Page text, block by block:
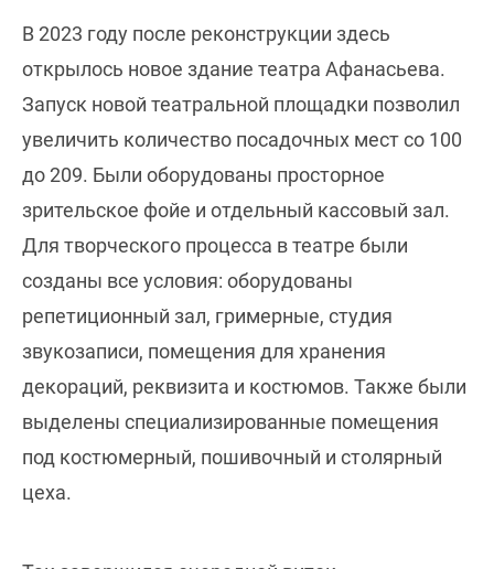
В 2023 году после реконструкции здесь
открылось новое здание театра Афанасьева.
Запуск новой театральной площадки позволил
увеличить количество посадочных мест со 100
до 209. Были оборудованы просторное
зрительское фойе и отдельный кассовый зал.
Для творческого процесса в театре были
созданы все условия: оборудованы
репетиционный зал, гримерные, студия
звукозаписи, помещения для хранения
декораций, реквизита и костюмов. Также были
выделены специализированные помещения
под костюмерный, пошивочный и столярный
цеха.